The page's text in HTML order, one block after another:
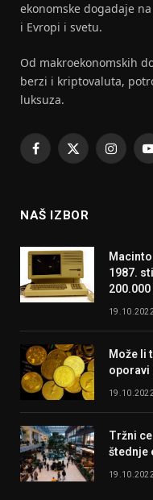
ekonomske dogadaje
i Evropi i svetu.
Od makroekonomskih
berzi i kriptovaluta,
luksuza.
Facebook
X
NAŠ IZBOR
1987.
Može li
oporavi
Tržni
štednje